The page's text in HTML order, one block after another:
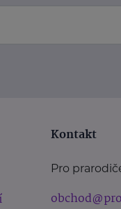
Kontakt
Pro